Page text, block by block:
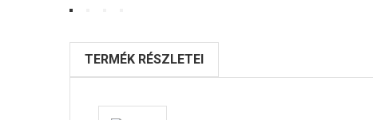
TERMÉK RÉSZLETEI